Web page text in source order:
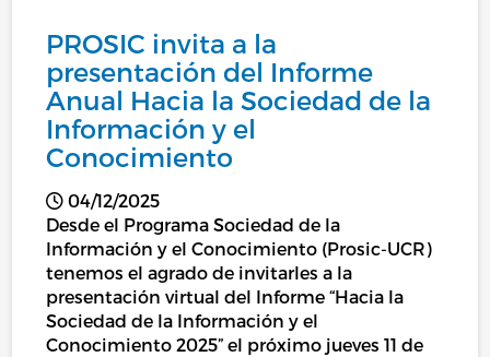
PROSIC invita a la
presentación del Informe
Anual Hacia la Sociedad de la
Información y el
Conocimiento
04/12/2025
Desde el Programa Sociedad de la
Información y el Conocimiento (Prosic-UCR)
tenemos el agrado de invitarles a la
presentación virtual del Informe “Hacia la
Sociedad de la Información y el
Conocimiento 2025” el próximo jueves 11 de